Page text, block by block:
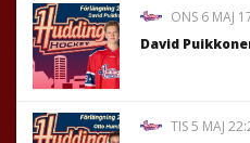
ONS 6 MAJ
David
TIS 5 MAJ